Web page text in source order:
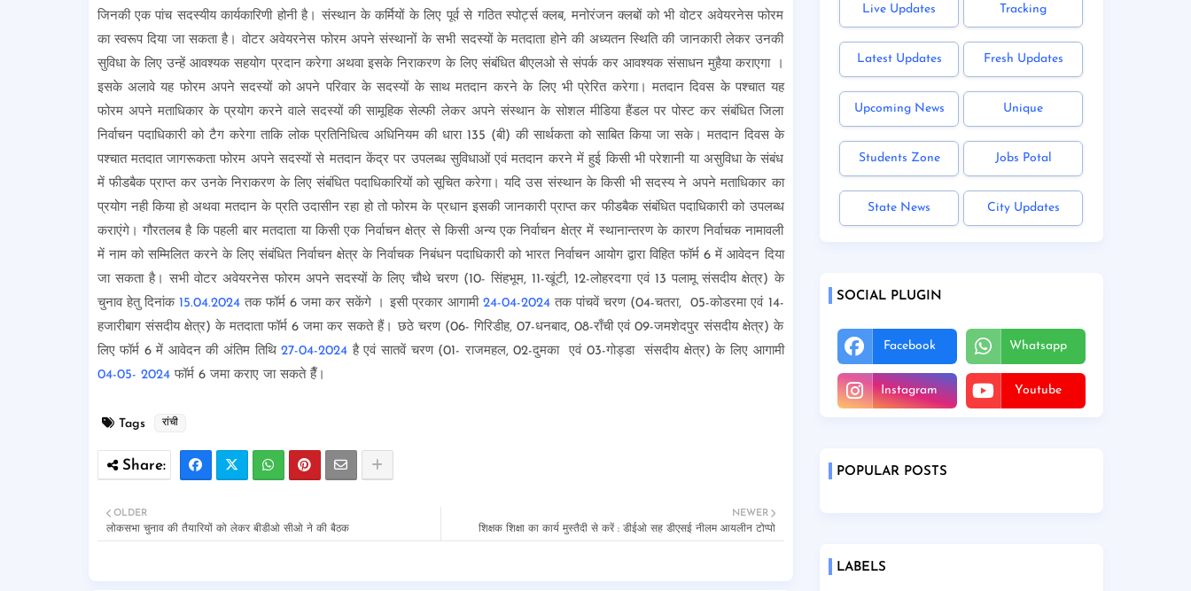
जिनकी एक पांच सदस्यीय कार्यकारिणी होनी है। संस्थान के कर्मियों के लिए पूर्व से गठित स्पोर्ट्स क्लब, मनोरंजन क्लबों को भी वोटर अवेयरनेस फोरम
का स्वरूप दिया जा सकता है। वोटर अवेयरनेस फोरम अपने संस्थानों के सभी सदस्यों के मतदाता होने की अध्यतन स्थिति की जानकारी लेकर उनकी
सुविधा के लिए उन्हें आवश्यक सहयोग प्रदान करेगा अथवा इसके निराकरण के लिए संबंधित बीएलओ से संपर्क कर आवश्यक संसाधन मुहैया कराएगा ।
इसके अलावे यह फोरम अपने सदस्यों को अपने परिवार के सदस्यों के साथ मतदान करने के लिए भी प्रेरित करेगा। मतदान दिवस के पश्चात यह
फोरम अपने मताधिकार के प्रयोग करने वाले सदस्यों की सामूहिक सेल्फी लेकर अपने संस्थान के सोशल मीडिया हैंडल पर पोस्ट कर संबंधित जिला
निर्वाचन पदाधिकारी को टैग करेगा ताकि लोक प्रतिनिधित्व अधिनियम की धारा 135 (बी) की सार्थकता को साबित किया जा सके। मतदान दिवस के
पश्चात मतदात जागरूकता फोरम अपने सदस्यों से मतदान केंद्र पर उपलब्ध सुविधाओं एवं मतदान करने में हुई किसी भी परेशानी या असुविधा के संबंध
में फीडबैक प्राप्त कर उनके निराकरण के लिए संबंधित पदाधिकारियों को सूचित करेगा। यदि उस संस्थान के किसी भी सदस्य ने अपने मताधिकार का
प्रयोग नही किया हो अथवा मतदान के प्रति उदासीन रहा हो तो फोरम के प्रधान इसकी जानकारी प्राप्त कर फीडबैक संबंधित पदाधिकारी को उपलब्ध
कराएंगे। गौरतलब है कि पहली बार मतदाता या किसी एक निर्वाचन क्षेत्र से किसी अन्य एक निर्वाचन क्षेत्र में स्थानान्तरण के कारण निर्वाचक नामावली
में नाम को सम्मिलित करने के लिए संबंधित निर्वाचन क्षेत्र के निर्वाचक निबंधन पदाधिकारी को भारत निर्वाचन आयोग द्वारा विहित फॉर्म 6 में आवेदन दिया
जा सकता है। सभी वोटर अवेयरनेस फोरम अपने सदस्यों के लिए चौथे चरण (10- सिंहभूम, 11-खूंटी, 12-लोहरदगा एवं 13 पलामू संसदीय क्षेत्र) के
चुनाव हेतु दिनांक 15.04.2024तक फॉर्म 6 जमा कर सकेंगे । इसी प्रकार आगामी 24-04-2024तक पांचवें चरण (04-चतरा, 05-कोडरमा एवं 14-
हजारीबाग संसदीय क्षेत्र) के मतदाता फॉर्म 6 जमा कर सकते हैं। छठे चरण (06- गिरिडीह, 07-धनबाद, 08-राँची एवं 09-जमशेदपुर संसदीय क्षेत्र) के
लिए फॉर्म 6 में आवेदन की अंतिम तिथि27-04-2024 है एवं सातवें चरण (01- राजमहल, 02-दुमका एवं 03-गोड्डा संसदीय क्षेत्र) के लिए आगामी
04-05- 2024फॉर्म 6 जमा कराए जा सकते हैँ।
Tags रांची
NEWER
शिक्षक शिक्षा का कार्य मुस्तैदी से करें : डीईओ सह डीएसई नीलम आयलीन टोप्पो
OLDER
लोकसभा चुनाव की तैयारियों को लेकर बीडीओ सीओ ने की बैठक
Live Updates Tracking
Latest Updates Fresh Updates
Upcoming News Unique
Students Zone Jobs Potal
State News City Updates
SOCIAL PLUGIN
Facebook Whatsapp
Instagram Youtube
POPULAR POSTS
LABELS